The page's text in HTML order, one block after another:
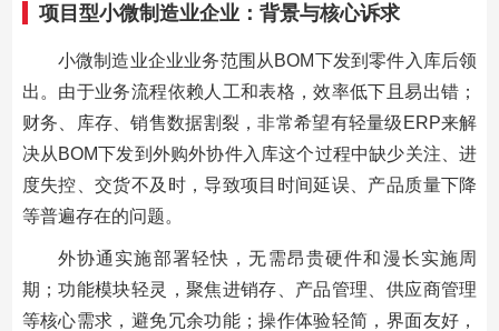
项目型小微制造业企业：背景与核心诉求
小微制造业企业业务范围从BOM下发到零件入库后领
出。由于业务流程依赖人工和表格，效率低下且易出错；
财务、库存、销售数据割裂，非常希望有轻量级ERP来解
决从BOM下发到外购外协件入库这个过程中缺少关注、进
度失控、交货不及时，导致项目时间延误、产品质量下降
等普遍存在的问题。
外协通实施部署轻快，无需昂贵硬件和漫长实施周
期；功能模块轻灵，聚焦进销存、产品管理、供应商管理
等核心需求，避免冗余功能；操作体验轻简，界面友好，